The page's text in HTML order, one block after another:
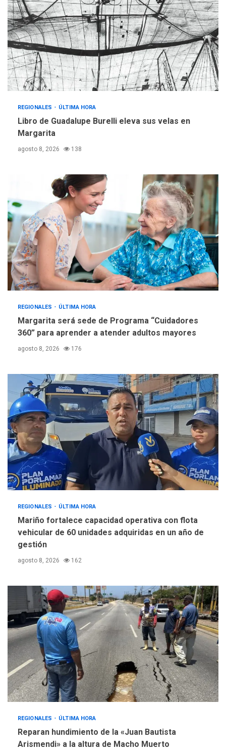
3
REGIONALES ÚLTIMA HORA
Mariño fortalece capacidad
operativa con flota
vehicular de 60 unidades
adquiridas en un año de
gestión
4
REGIONALES ÚLTIMA HORA
«Juan Bautista Arismendi» a
la altura de Macho Muerto
trabajan en diplomado para
creación y manejo de
estadísticas de turismo
REGIONALES ÚLTIMA HORA
Libro de Guadalupe Burelli eleva sus velas en
Margarita
agosto 8, 2026 138
REGIONALES ÚLTIMA HORA
Margarita será sede de Programa “Cuidadores
360” para aprender a atender adultos mayores
agosto 8, 2026 176
REGIONALES ÚLTIMA HORA
Mariño fortalece capacidad operativa con flota
vehicular de 60 unidades adquiridas en un año de
gestión
agosto 8, 2026 162
REGIONALES ÚLTIMA HORA
Reparan hundimiento de la «Juan Bautista
Arismendi» a la altura de Macho Muerto